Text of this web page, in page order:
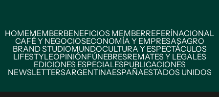
HOMEMEMBERBENEFICIOS MEMBERREFERÍNACIONAL
CAFÉ Y NEGOCIOSECONOMÍA Y EMPRESASAGRO
BRAND STUDIOMUNDOCULTURA Y ESPECTÁCULOS
LIFESTYLEOPINIÓNFÚNEBRESREMATES Y LEGALES
EDICIONES ESPECIALESPUBLICACIONES
NEWSLETTERSARGENTINAESPAÑAESTADOS UNIDOS